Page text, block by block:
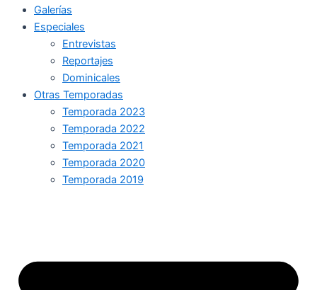
Galerías
Especiales
Entrevistas
Reportajes
Dominicales
Otras Temporadas
Temporada 2023
Temporada 2022
Temporada 2021
Temporada 2020
Temporada 2019